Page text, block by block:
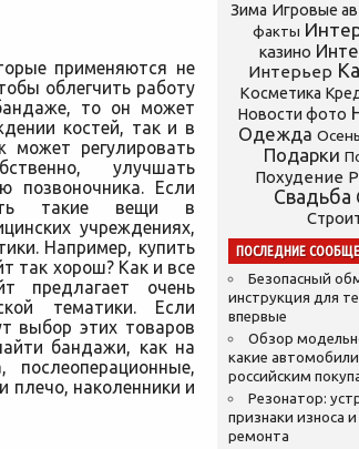
применяются не
облегчить работу
то он может
костей, так и в
может регулировать
улучшать
позвоночника. Если
такие вещи в
учреждениях,
Например, купить
так хорош? Как и все
предлагает очень
тематики. Если
выбор этих товаров
бандажи, как на
плечо, наколенники и
Зима Игровые
факты
казино
Интерьер
Косметика
Новости фото
Одежда Осень
Подарки
Похудение
Свадьба
ПОСЛЕДНИЕ
Безопасный
инструкция для
впервые
Обзор
какие
российским
Резонатор:
признаки износа
ремонта